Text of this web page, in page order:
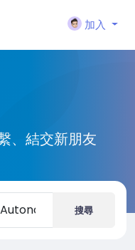
加入
、結交新朋友
搜尋